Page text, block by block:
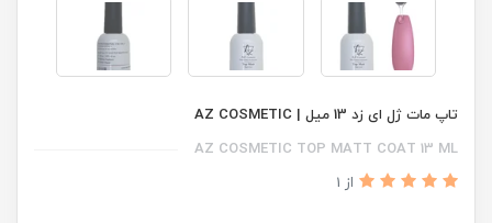
تاپ مات ژل ای زد 13 میل | AZ COSMETIC
AZ COSMETIC TOP MATT COAT 13 ML
از 1